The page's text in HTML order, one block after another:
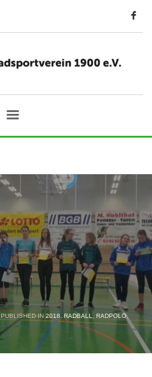
PUBLISHED IN2018,RADBALL RADPOLO,